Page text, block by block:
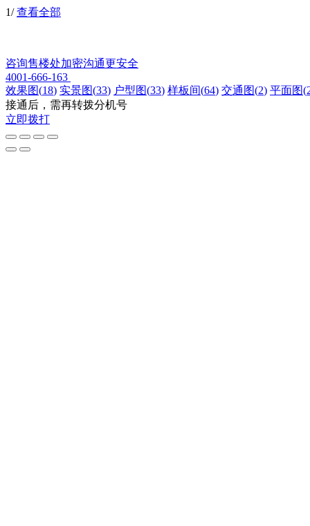
1/ 查看全部
咨询售楼处加密沟通更安全
4001-666-163
效果图(18) 实景图(33) 户型图(33) 样板间(64) 交通图(2) 平面图(
接通后，需再转拨分机号
立即拨打